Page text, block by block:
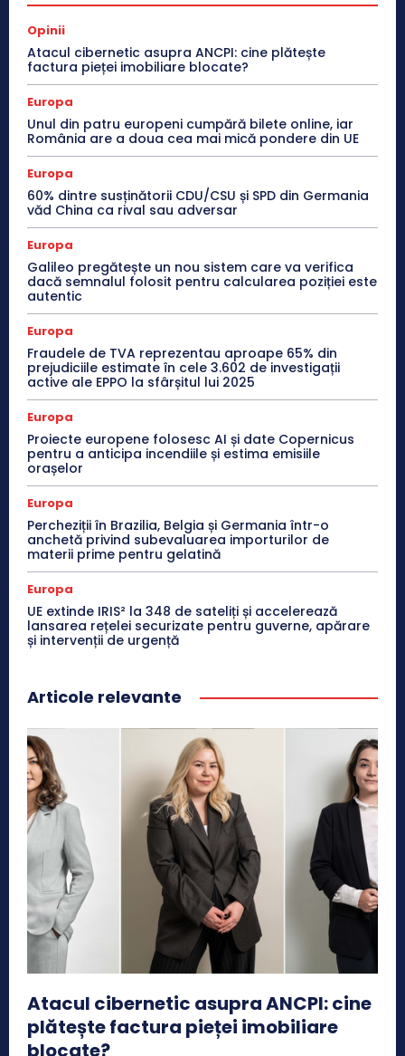
Opinii
Atacul cibernetic asupra ANCPI: cine plătește
factura pieței imobiliare blocate?
Europa
Unul din patru europeni cumpără bilete online, iar
România are a doua cea mai mică pondere din UE
Europa
60% dintre susținătorii CDU/CSU și SPD din Germania
văd China ca rival sau adversar
Europa
Galileo pregătește un nou sistem care va verifica
dacă semnalul folosit pentru calcularea poziției este
autentic
Europa
Fraudele de TVA reprezentau aproape 65% din
prejudiciile estimate în cele 3.602 de investigații
active ale EPPO la sfârșitul lui 2025
Europa
Proiecte europene folosesc AI și date Copernicus
pentru a anticipa incendiile și estima emisiile
orașelor
Europa
Percheziții în Brazilia, Belgia și Germania într-o
anchetă privind subevaluarea importurilor de
materii prime pentru gelatină
Europa
UE extinde IRIS² la 348 de sateliți și accelerează
lansarea rețelei securizate pentru guverne, apărare
și intervenții de urgență
Articole relevante
Atacul cibernetic asupra ANCPI: cine
plătește factura pieței imobiliare